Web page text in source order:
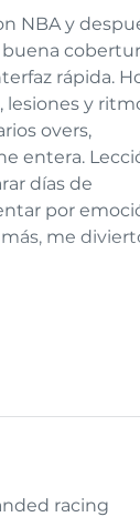
NBA y
rápida.
lesiones y
overs,
entera.
días de
por
me
racing